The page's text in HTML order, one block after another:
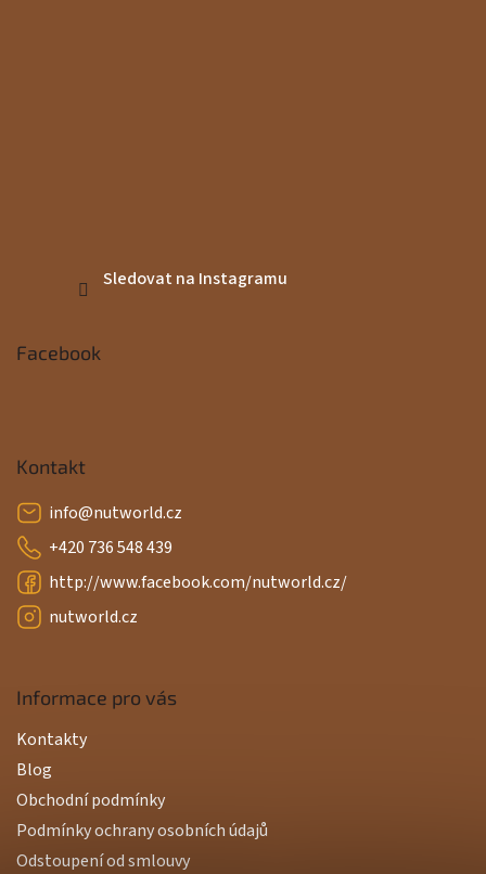
Sledovat na Instagramu
Facebook
Kontakt
info@nutworld.cz
+420 736 548 439
http://www.facebook.com/nutworld.cz/
nutworld.cz
Informace pro vás
Kontakty
Blog
Obchodní podmínky
Podmínky ochrany osobních údajů
Odstoupení od smlouvy